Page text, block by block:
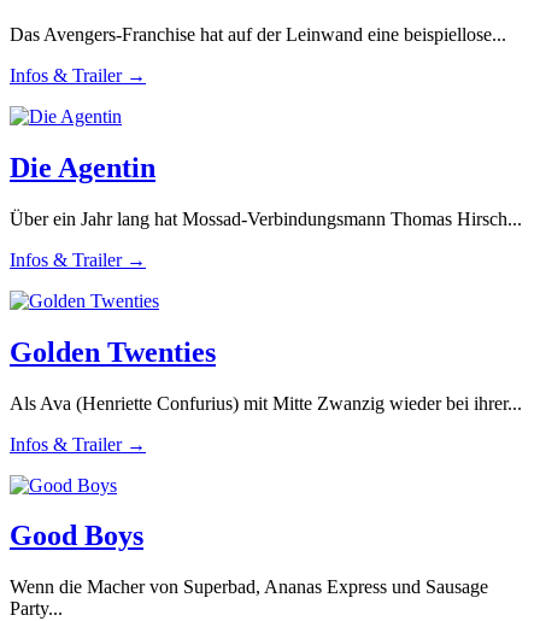
Das Avengers-Franchise hat auf der Leinwand eine beispiellose...
Infos & Trailer →
Die Agentin
Über ein Jahr lang hat Mossad-Verbindungsmann Thomas Hirsch...
Infos & Trailer →
Golden Twenties
Als Ava (Henriette Confurius) mit Mitte Zwanzig wieder bei ihrer...
Infos & Trailer →
Good Boys
Wenn die Macher von Superbad, Ananas Express und Sausage
Party...